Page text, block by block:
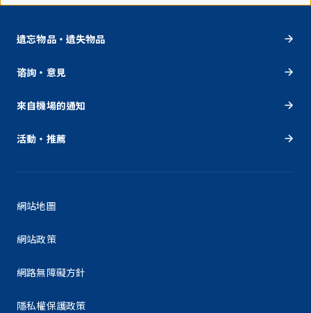
遺忘物品・遺失物品
谘詢・意見
來自機場的通知
活動・推薦
網站地圖
網站政策
網路無障礙方針
隱私權保護政策